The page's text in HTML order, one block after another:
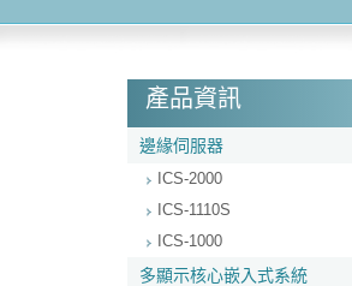
產品資訊
邊緣伺服器
ICS-2000
ICS-1110S
ICS-1000
多顯示核心嵌入式系統